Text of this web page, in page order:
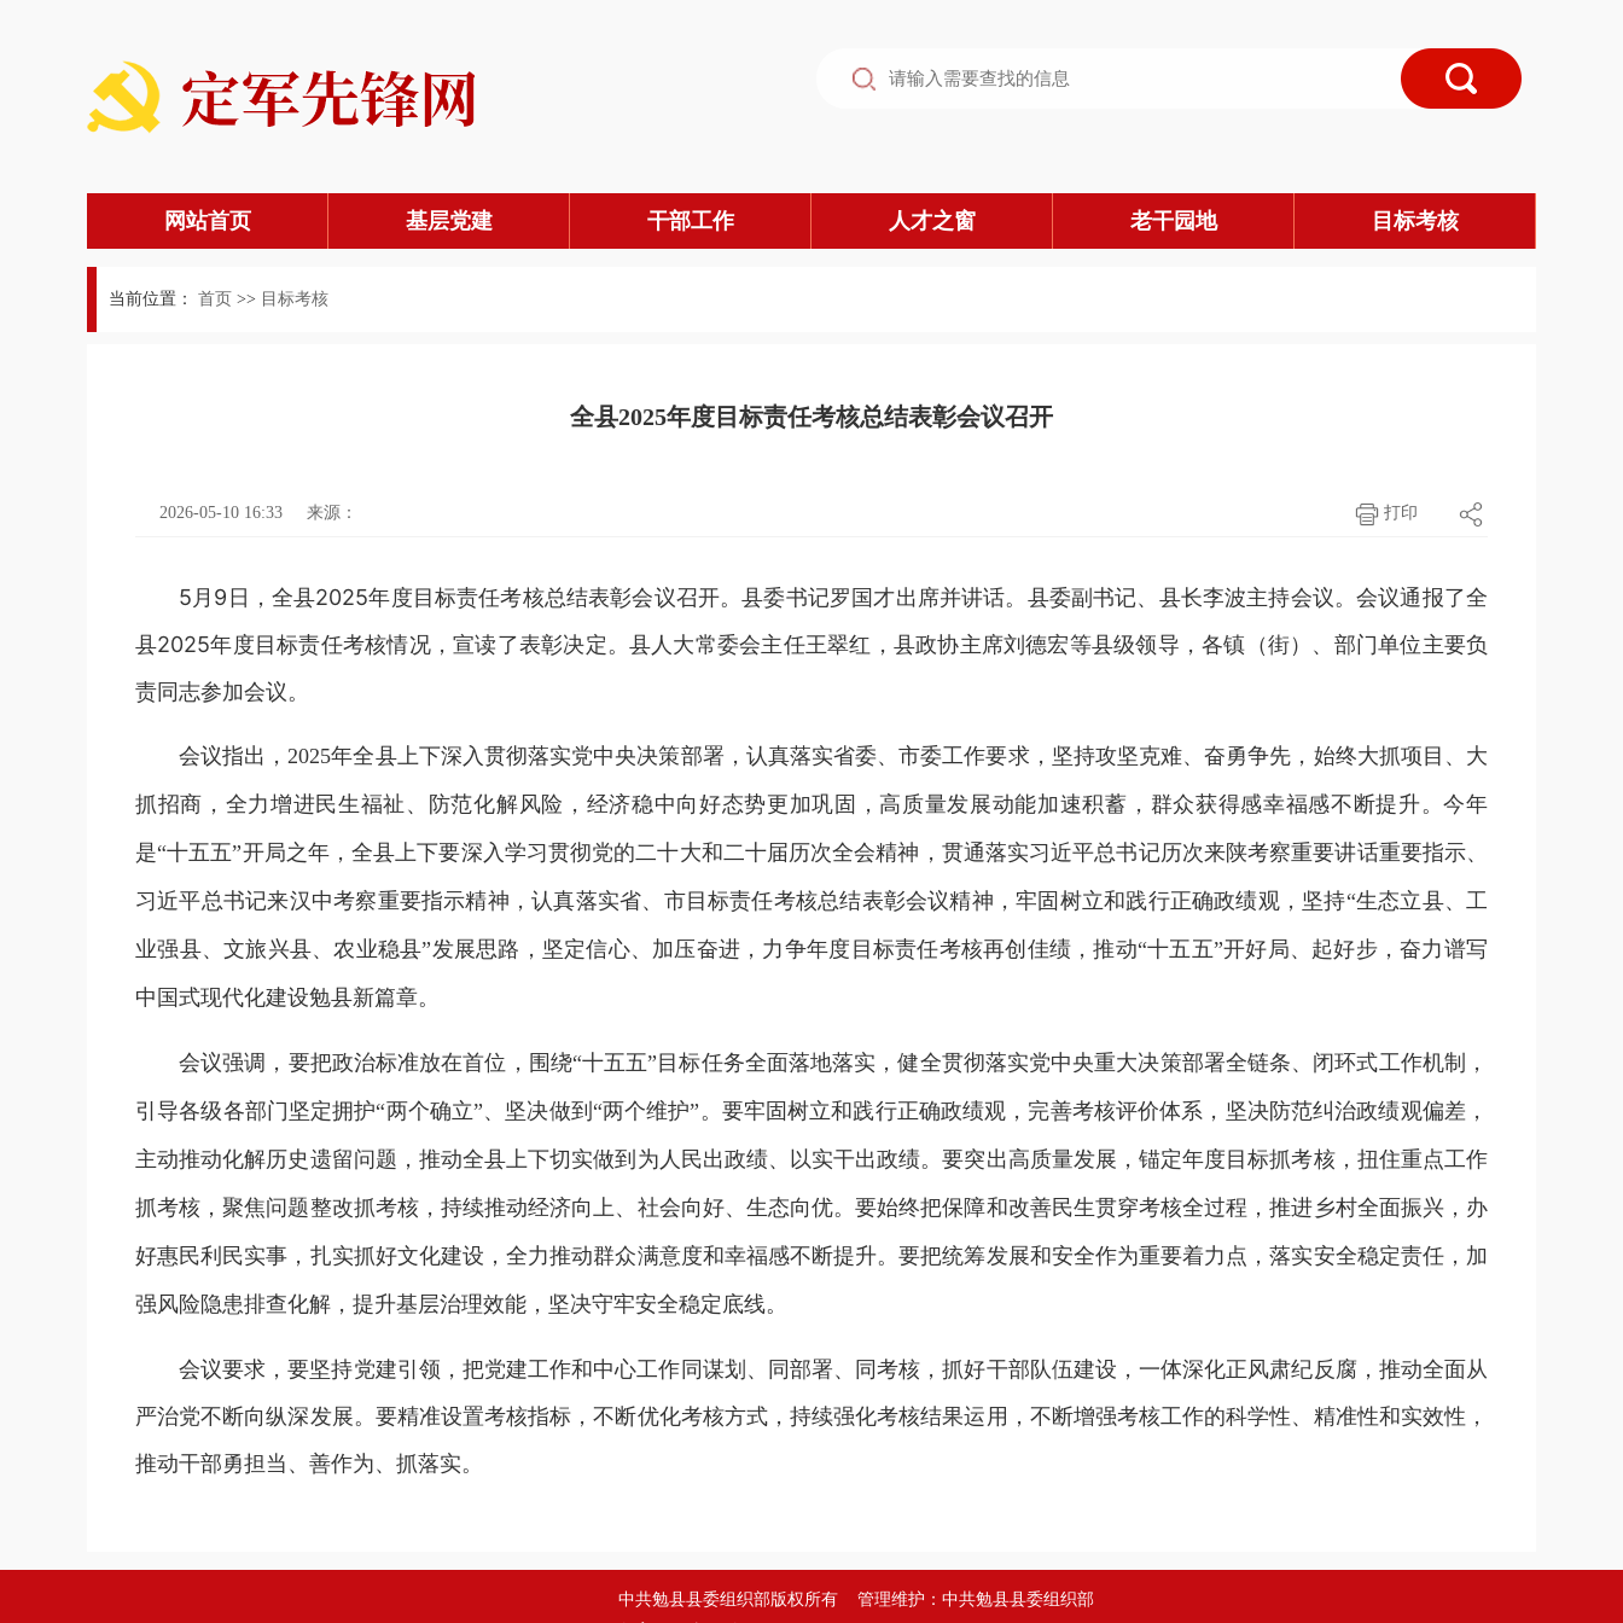
网站首页 基层党建 干部工作 人才之窗 老干园地 目标考核
当前位置： 首页 >> 目标考核
全县2025年度目标责任考核总结表彰会议召开
2026-05-10 16:33 来源： 打印
5月9日，全县2025年度目标责任考核总结表彰会议召开。县委书记罗国才出席并讲话。县委副书记、县长李波主持会议。会议通报了全
县2025年度目标责任考核情况，宣读了表彰决定。县人大常委会主任王翠红，县政协主席刘德宏等县级领导，各镇（街）、部门单位主要负
责同志参加会议。
会议指出， 2025年全县上下深入贯彻落实党中央决策部署，认真落实省委、市委工作要求，坚持攻坚克难、奋勇争先，始终大抓项目、大
抓招商，全力增进民生福祉、防范化解风险，经济稳中向好态势更加巩固，高质量发展动能加速积蓄，群众获得感幸福感不断提升。今年
是“十五五”开局之年，全县上下要深入学习贯彻党的二十大和二十届历次全会精神，贯通落实习近平总书记历次来陕考察重要讲话重要指示、
习近平总书记来汉中考察重要指示精神，认真落实省、市目标责任考核总结表彰会议精神，牢固树立和践行正确政绩观，坚持“生态立县、工
业强县、文旅兴县、农业稳县”发展思路，坚定信心、加压奋进，力争年度目标责任考核再创佳绩，推动“十五五”开好局、起好步，奋力谱写
中国式现代化建设勉县新篇章。
会议强调， 要把政治标准放在首位，围绕“十五五”目标任务全面落地落实，健全贯彻落实党中央重大决策部署全链条、闭环式工作机制，
引导各级各部门坚定拥护“两个确立”、坚决做到“两个维护”。要牢固树立和践行正确政绩观，完善考核评价体系，坚决防范纠治政绩观偏差，
主动推动化解历史遗留问题，推动全县上下切实做到为人民出政绩、以实干出政绩。要突出高质量发展，锚定年度目标抓考核，扭住重点工作
抓考核，聚焦问题整改抓考核，持续推动经济向上、社会向好、生态向优。要始终把保障和改善民生贯穿考核全过程，推进乡村全面振兴，办
好惠民利民实事，扎实抓好文化建设，全力推动群众满意度和幸福感不断提升。要把统筹发展和安全作为重要着力点，落实安全稳定责任，加
强风险隐患排查化解，提升基层治理效能，坚决守牢安全稳定底线。
会议要求，要坚持党建引领，把党建工作和中心工作同谋划、同部署、同考核，抓好干部队伍建设，一体深化正风肃纪反腐，推动全面从
严治党不断向纵深发展。要精准设置考核指标，不断优化考核方式，持续强化考核结果运用，不断增强考核工作的科学性、精准性和实效性，
推动干部勇担当、善作为、抓落实。
中共勉县县委组织部版权所有
管理维护：中共勉县县委组织部